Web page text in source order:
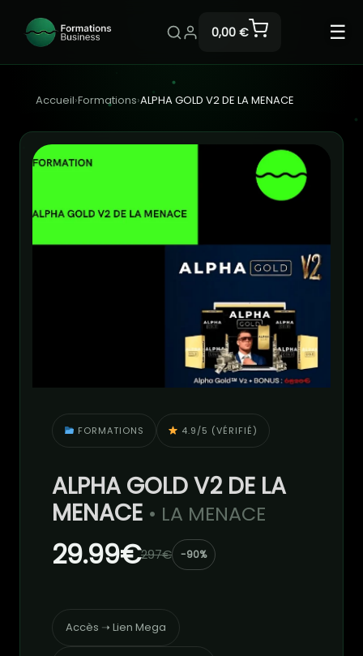
0,00 € ☰
Accueil›Formations›ALPHA GOLD V2 DE LA MENACE
FORMATIONS 4.9/5 (VÉRIFIÉ)
ALPHA GOLD V2 DE LA
MENACE • LA MENACE
29.99€297€ -90%
Accès ➝ Lien Mega